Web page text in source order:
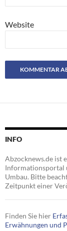
Website
INFO
Abzocknews.de ist
Informationsportal
Umbau. Bitte
Zeitpunkt einer
Finden Sie hier
Erwähnungen und